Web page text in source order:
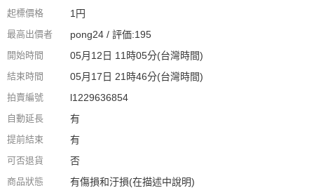
起標價格 1円
最高出價者 pong24 / 評価:195
開始時間 05月12日 11時05分(台灣時間)
結束時間 05月17日 21時46分(台灣時間)
拍賣編號 l1229636854
自動延長 有
提前結束 有
可否退貨 否
商品狀態 有傷損和汙損(在描述中說明)